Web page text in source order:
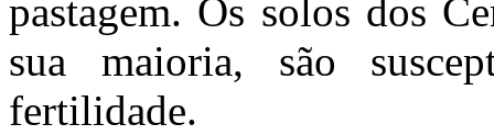
pastagem. Os solos dos
sua maioria, são
fertilidade.